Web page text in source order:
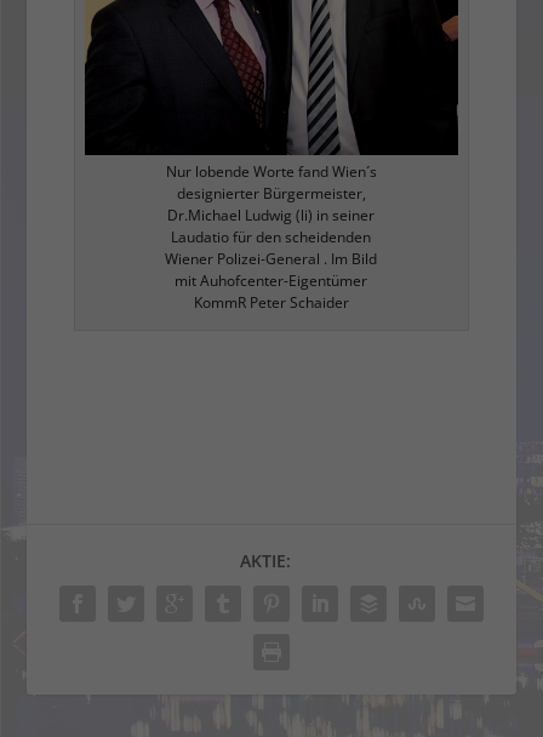
Nur lobende Worte fand Wien´s
designierter Bürgermeister,
Dr.Michael Ludwig (li) in seiner
Laudatio für den scheidenden
Wiener Polizei-General . Im Bild
mit Auhofcenter-Eigentümer
KommR Peter Schaider
AKTIE: